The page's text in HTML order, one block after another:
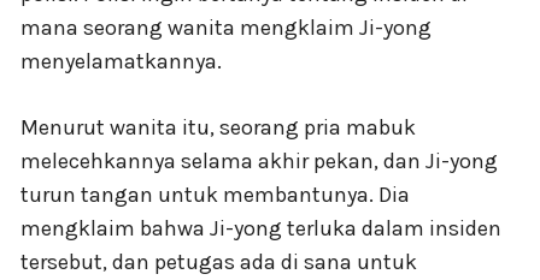
mana seorang wanita mengklaim Ji-yong
menyelamatkannya.
Menurut wanita itu, seorang pria mabuk
melecehkannya selama akhir pekan, dan Ji-yong
turun tangan untuk membantunya. Dia
mengklaim bahwa Ji-yong terluka dalam insiden
tersebut, dan petugas ada di sana untuk